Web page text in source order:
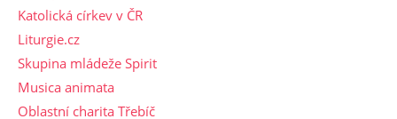
Katolická církev v ČR
Liturgie.cz
Skupina mládeže Spirit
Musica animata
Oblastní charita Třebíč